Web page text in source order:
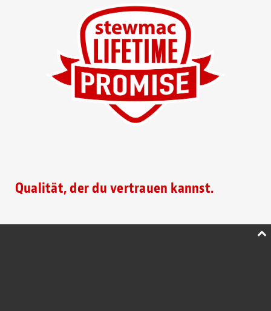
Qualität, der du vertrauen kannst.